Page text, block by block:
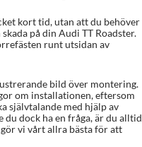
kort tid, utan att du behöver
på din Audi TT Roadster.
runt utsidan av
bild över montering.
om installationen, eftersom
självtalande med hjälp av
dock ha en fråga, är du alltid
vi vårt allra bästa för att